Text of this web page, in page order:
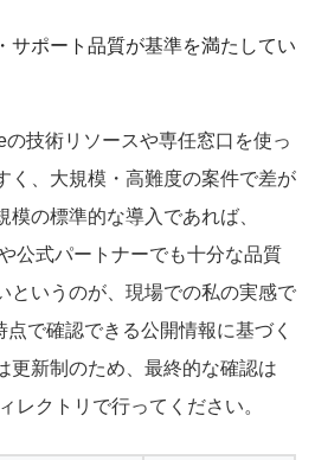
サポート品質が基準を満たしてい
技術リソースや専任窓口を使っ
く、大規模・高難度の案件で差が
の標準的な導入であれば、
公式パートナーでも十分な品質
というのが、現場での私の実感で
で確認できる公開情報に基づく
更新制のため、最終的な確認は
レクトリで行ってください。